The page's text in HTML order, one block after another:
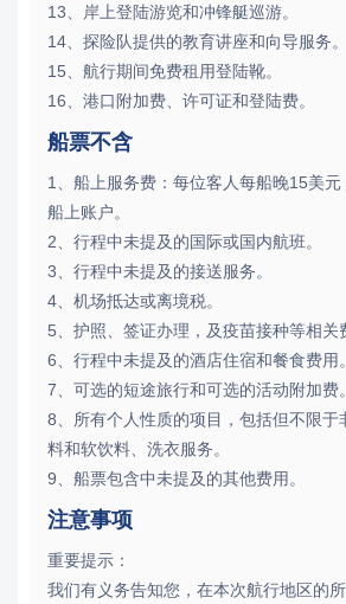
13、岸上登陆游览和冲锋艇巡游。
14、探险队提供的教育讲座和向导服务。
15、航行期间免费租用登陆靴。
16、港口附加费、许可证和登陆费。
船票不含
1、船上服务费：每位客人每船晚15美
船上账户。
2、行程中未提及的国际或国内航班。
3、行程中未提及的接送服务。
4、机场抵达或离境税。
5、护照、签证办理，及疫苗接种等相关
6、行程中未提及的酒店住宿和餐食费用。
7、可选的短途旅行和可选的活动附加费。
8、所有个人性质的项目，包括但不限于
料和软饮料、洗衣服务。
9、船票包含中未提及的其他费用。
注意事项
重要提示：
我们有义务告知您，在本次航行地区的